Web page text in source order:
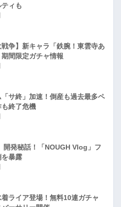
ィも
戦争】新キャラ「鉄腕！東雲寺あ
間限定ガチャ情報
サ終」加速！倒産も過去最多ペ
終了危機
開発秘話！「NOUGH Vlog」フ
暴露
ライア登場！無料10連ガチャ